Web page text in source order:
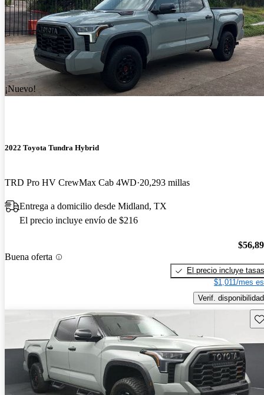
¡Nuevo!
2022 Toyota Tundra Hybrid
TRD Pro HV CrewMax Cab 4WD 20,293 millas
Entrega a domicilio desde Midland, TX
El precio incluye envío de $216
Buena oferta
El precio incluye tasas
$1,011/mes
Verif. disponibilidad